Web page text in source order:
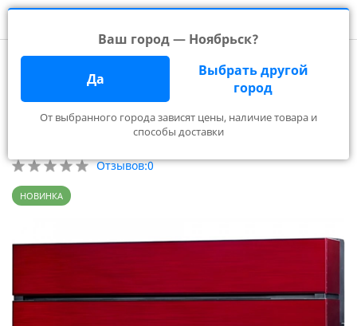
Ваш город — Ноябрьск?
Да
Выбрать другой
город
От выбранного города зависят цены, наличие товара и
способы доставки
Каталог
Настенные кондиционеры
Mitsubishi Electric MSZ-LN25VGR/MUZ-LN25VG
Mitsubishi Electric MSZ-
LN25VGR/MUZ-LN25VG
НОВИНКА
Отзывов:0